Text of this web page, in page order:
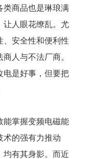
类商品也是琳琅满
让人眼花缭乱。尤
、安全性和便利性
人与不法厂商。
电是好事，但要把
能掌握变频电磁能
术的强有力推动
均有其身影。而近